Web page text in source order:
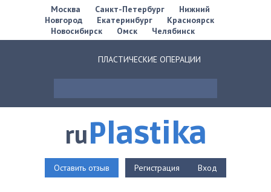
Москва Санкт-Петербург
Нижний
Новгород
Екатеринбург
Красноярск
Новосибирск
Омск Челябинск
ПЛАСТИЧЕСКИЕ ОПЕРАЦИИ
ruPlastika
Оставить отзыв Регистрация Вход